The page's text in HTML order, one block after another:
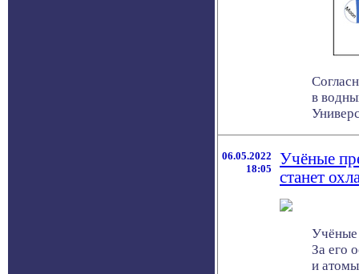
в
06.05.2022
18:05
Учёные
станет
Учёные
За его
и